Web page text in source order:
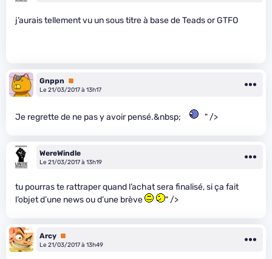
j’aurais tellement vu un sous titre à base de Teads or GTFO
Gnppn
Premium
Le 21/03/2017 à 13h17
Je regrette de ne pas y avoir pensé.&nbsp; " />
WereWindle
Le 21/03/2017 à 13h19
tu pourras te rattraper quand l’achat sera finalisé, si ça fait
l’objet d’une news ou d’une brève
" />
Arcy Premium
Le 21/03/2017 à 13h49